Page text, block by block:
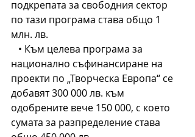
подкрепата за свободния сектор
по тази програма става общо 1
млн. лв.
• Към целева програма за
национално съфинансиране на
проекти по „Творческа Европа“ се
добавят 300 000 лв. към
одобрените вече 150 000, с което
сумата за разпределение става